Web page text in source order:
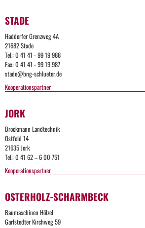
STADE
Haddorfer Grenzweg 4A
21682 Stade
Tel.: 0 41 41 - 99 19 988
Fax: 0 41 41 - 99 19 987
stade@bng-schlueter.de
Kooperationspartner
JORK
Brockmann Landtechnik
Ostfeld 14
21635 Jork
Tel.: 0 41 62 – 6 00 751
Kooperationspartner
OSTERHOLZ-SCHARMBECK
Baumaschinen Hölzel
Garlstedter Kirchweg 59